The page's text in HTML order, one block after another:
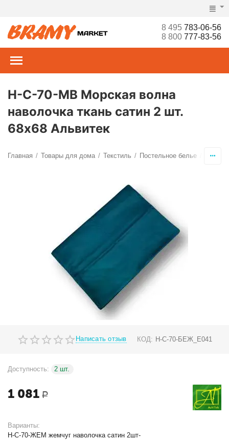
8 495783-06-56
8 800777-83-56
Н-С-70-МВ Морская волна
наволочка ткань сатин 2 шт.
68х68 Альвитек
Главная / Товары для дома / Текстиль / Постельное белье
Написать отзыв КОД: Н-С-70-БЕЖ_E041
Доступность: 2 шт.
1 081 Р
Варианты:
Н-С-70-ЖЕМ жемчуг наволочка сатин 2шт-